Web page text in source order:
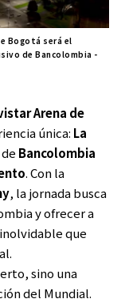
Bogotá será el
de Bancolombia -
Arena de
única: La
Bancolombia
. Con la
, la jornada busca
y ofrecer a
que
sino una
del Mundial.